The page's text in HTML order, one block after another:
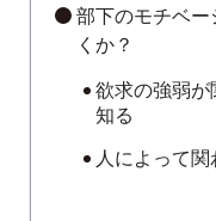
部下のモチベー
くか？
欲求の強弱が
知る
人によって